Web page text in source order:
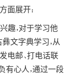
面展开：
趣，对于学习他
文字典学习，从
电邮、打电话联
有心人，通过一段